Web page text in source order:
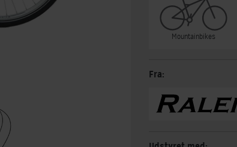
Mountainbikes
Fra: